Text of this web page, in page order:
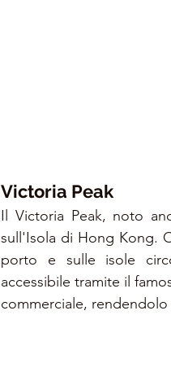
Victoria Peak
Il Victoria Peak, noto
sull'Isola di Hong Kong.
porto e sulle isole
accessibile tramite il
commerciale,